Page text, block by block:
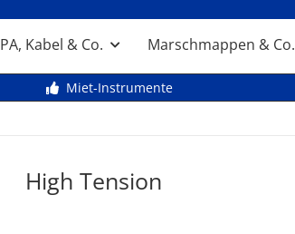
PA, Kabel & Co. Marschmappen & Co.
Miet-Instrumente
High Tension